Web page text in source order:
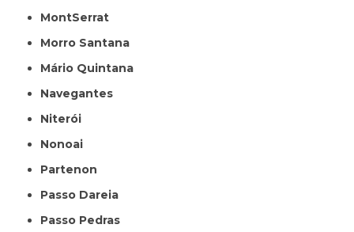
MontSerrat
Morro Santana
Mário Quintana
Navegantes
Niterói
Nonoai
Partenon
Passo Dareia
Passo Pedras